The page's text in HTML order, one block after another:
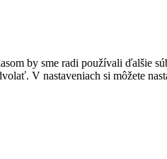
by sme radi používali ďalšie
V nastaveniach si môžete